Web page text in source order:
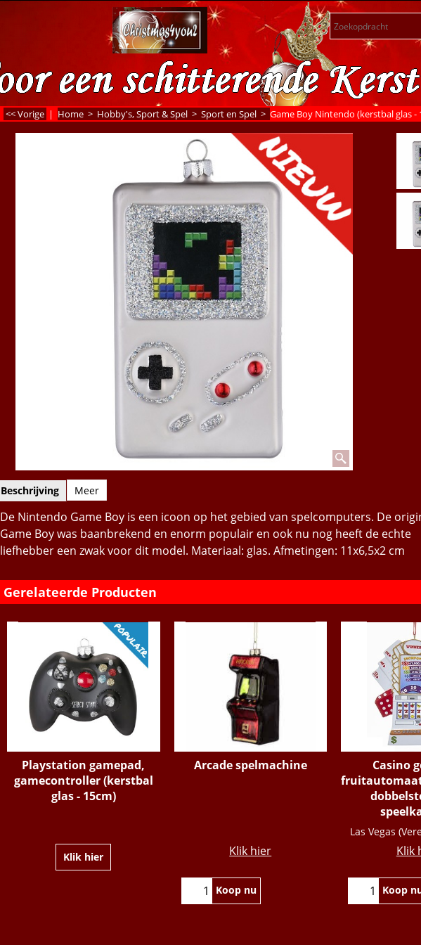
<< Vorige | Home > Hobby's, Sport & Spel > Sport en Spel > Game Boy Nintendo (kerstbal glas -
Beschrijving Meer
De Nintendo Game Boy is een icoon op het gebied van spelcomputers. De
Game Boy was baanbrekend en enorm populair en ook nu nog heeft de echte
liefhebber een zwak voor dit model. Materiaal: glas. Afmetingen: 11x6,5x2 cm
Gerelateerde Producten
Playstation gamepad,
gamecontroller (kerstbal
glas - 15cm)
Klik hier
Arcade spelmachine
Klik hier
Koop nu
Casino
€
Las Vegas
Klik
Koop